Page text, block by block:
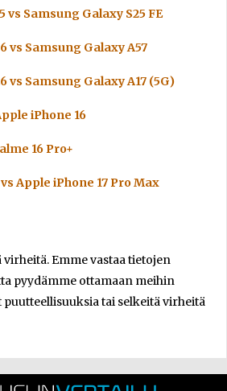
vs Samsung Galaxy S25 FE
vs Samsung Galaxy A57
vs Samsung Galaxy A17 (5G)
iPhone 16
16 Pro+
Apple iPhone 17 Pro Max
Emme vastaa tietojen
pyydämme ottamaan meihin
puutteellisuuksia tai selkeitä virheitä